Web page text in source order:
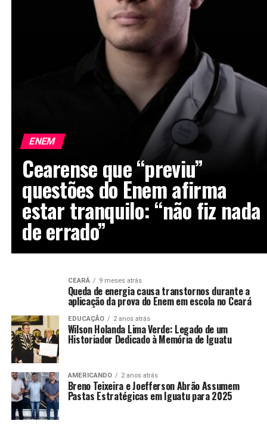
ENEM
Cearense que “previu”
questões do Enem afirma
estar tranquilo: “não fiz nada
de errado”
CEARÁ 9 meses atrás
Queda de energia causa transtornos durante a
aplicação da prova do Enem em escola no Ceará
EDUCAÇÃO 2 anos atrás
Wilson Holanda Lima Verde: Legado de um
Historiador Dedicado à Memória de Iguatu
AMERICANDO 2 anos atrás
Breno Teixeira e Joefferson Abrão Assumem
Pastas Estratégicas em Iguatu para 2025